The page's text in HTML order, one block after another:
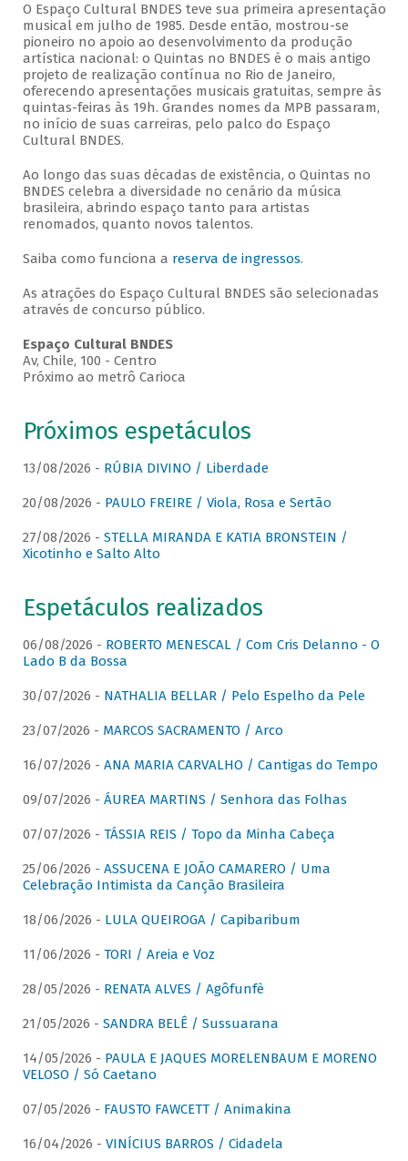
O Espaço Cultural BNDES teve sua primeira apresentação
musical em julho de 1985. Desde então, mostrou-se
pioneiro no apoio ao desenvolvimento da produção
artística nacional: o Quintas no BNDES é o mais antigo
projeto de realização contínua no Rio de Janeiro,
oferecendo apresentações musicais gratuitas, sempre às
quintas-feiras às 19h. Grandes nomes da MPB passaram,
no início de suas carreiras, pelo palco do Espaço
Cultural BNDES.
Ao longo das suas décadas de existência, o Quintas no
BNDES celebra a diversidade no cenário da música
brasileira, abrindo espaço tanto para artistas
renomados, quanto novos talentos.
Saiba como funciona a reserva de ingressos.
As atrações do Espaço Cultural BNDES são selecionadas
através de concurso público.
Espaço Cultural BNDES
Av, Chile, 100 - Centro
Próximo ao metrô Carioca
Próximos espetáculos
13/08/2026 - RÚBIA DIVINO / Liberdade
20/08/2026 - PAULO FREIRE / Viola, Rosa e Sertão
27/08/2026 - STELLA MIRANDA E KATIA BRONSTEIN /
Xicotinho e Salto Alto
Espetáculos realizados
06/08/2026 - ROBERTO MENESCAL / Com Cris Delanno - O
Lado B da Bossa
30/07/2026 - NATHALIA BELLAR / Pelo Espelho da Pele
23/07/2026 - MARCOS SACRAMENTO / Arco
16/07/2026 - ANA MARIA CARVALHO / Cantigas do Tempo
09/07/2026 - ÁUREA MARTINS / Senhora das Folhas
07/07/2026 - TÁSSIA REIS / Topo da Minha Cabeça
25/06/2026 - ASSUCENA E JOÃO CAMARERO / Uma
Celebração Intimista da Canção Brasileira
18/06/2026 - LULA QUEIROGA / Capibaribum
11/06/2026 - TORI / Areia e Voz
28/05/2026 - RENATA ALVES / Agôfunfè
21/05/2026 - SANDRA BELÊ / Sussuarana
14/05/2026 - PAULA E JAQUES MORELENBAUM E MORENO
VELOSO / Só Caetano
07/05/2026 - FAUSTO FAWCETT / Animakina
16/04/2026 - VINÍCIUS BARROS / Cidadela